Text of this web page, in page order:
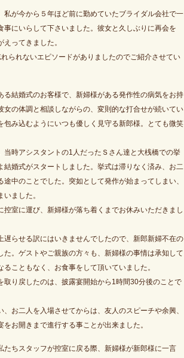
私が今から５年ほど前に勤めていたブライダル会社で一
事にいらして下さいました。彼女と久しぶりに再会を
ってきました。
られないエピソードがありましたのでご紹介させてい
る結婚式のお客様で、新婦様がある発作性の病気をお持
女の体調と相談しながらの、変則的な打合せが続いてい
包み込むようにいつも優しく見守る新郎様。とても微笑
当時アシスタントの1人だったＳさん達と大桟橋での挙
結婚式がスタートしました。挙式は滞りなく済み、お二
中のことでした。突如として発作が始まってしまい、
ました。
室に運び、新婦様が落ち着くまでお休みいただきまし
遅らせる訳にはいきませんでしたので、新郎新婦不在の
た。ゲストやご親族の方々も、新婦様の事情は承知して
こともなく、お食事をして頂いていました。
取り戻したのは、披露宴開始から1時間30分後のことで
お二人を入場させてからは、友人のスピーチや余興、
お開きまで進行する事ことが出来ました。
たちスタッフが控室に戻る際、新婦様が新郎様に一言